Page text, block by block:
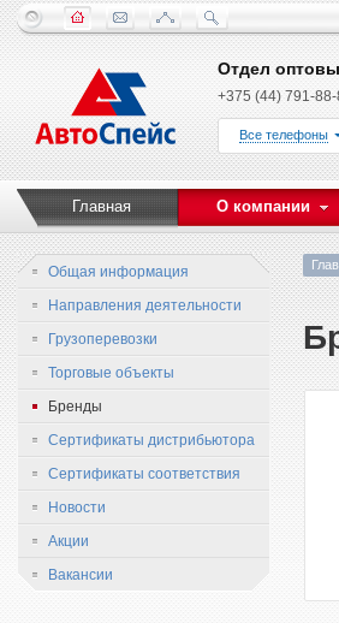
Отдел
+375 (44) 791-
Все телефоны
Главная О компании
Общая информация
Направления деятельности
Грузоперевозки
Торговые объекты
Бренды
Сертификаты дистрибьютора
Сертификаты соответствия
Новости
Акции
Вакансии